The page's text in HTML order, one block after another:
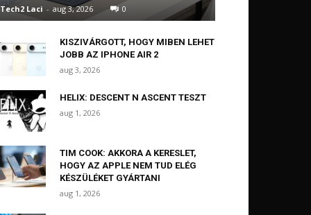
Tech2 Laci - aug 3, 2026 0
KISZIVÁRGOTT, HOGY MIBEN LEHET
JOBB AZ IPHONE AIR 2
aug 3, 2026
HELIX: DESCENT N ASCENT TESZT
aug 1, 2026
TIM COOK: AKKORA A KERESLET,
HOGY AZ APPLE NEM TUD ELÉG
KÉSZÜLÉKET GYÁRTANI
aug 1, 2026